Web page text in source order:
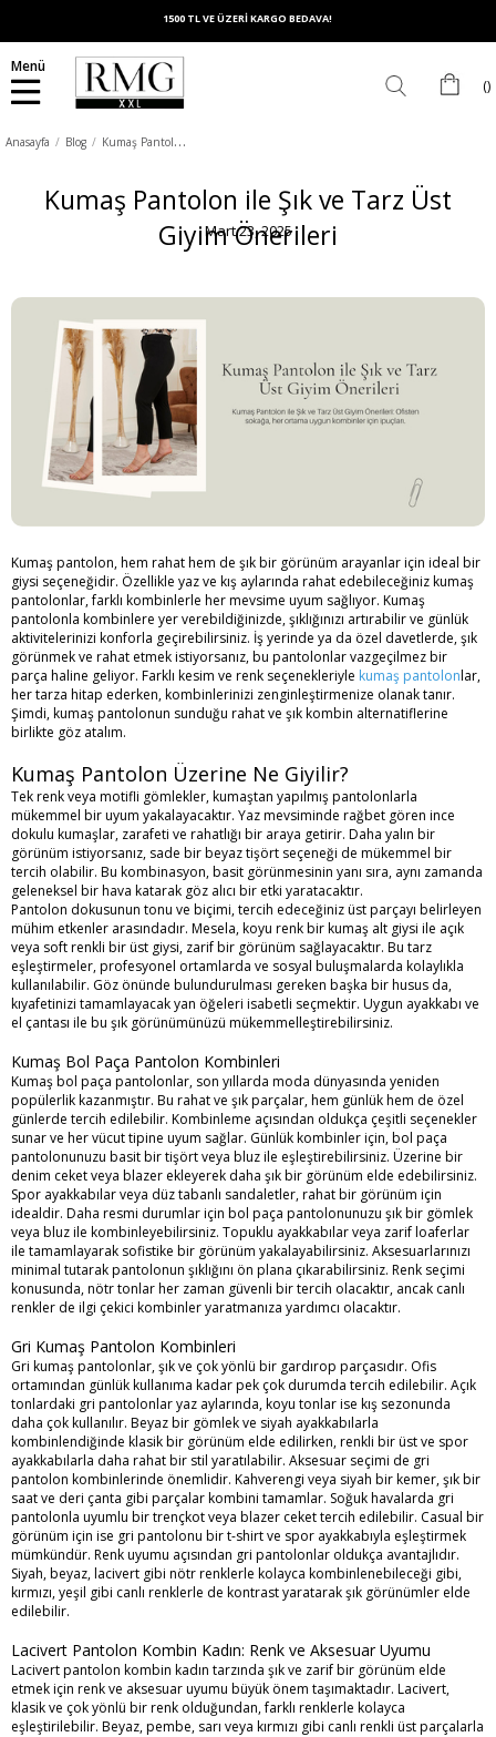
1500 TL VE ÜZERİ KARGO BEDAVA!
Menü
Anasayfa Blog K
umaş Pantolon ile Şık ve Tarz Üst Giyim Önerileri
Kumaş Pantolon ile Şık ve Tarz Üst
Giyim Önerileri
Kumaş pantolon, hem rahat hem de şık bir görünüm arayanlar için ideal bir
giysi seçeneğidir. Özellikle yaz ve kış aylarında rahat edebileceğiniz kumaş
pantolonlar, farklı kombinlerle her mevsime uyum sağlıyor. Kumaş
pantolonla kombinlere yer verebildiğinizde, şıklığınızı artırabilir ve günlük
aktivitelerinizi konforla geçirebilirsiniz. İş yerinde ya da özel davetlerde, şık
görünmek ve rahat etmek istiyorsanız, bu pantolonlar vazgeçilmez bir
parça haline geliyor. Farklı kesim ve renk seçenekleriyle kumaş pantolonlar,
her tarza hitap ederken, kombinlerinizi zenginleştirmenize olanak tanır.
Şimdi, kumaş pantolonun sunduğu rahat ve şık kombin alternatiflerine
birlikte göz atalım.
Kumaş Pantolon Üzerine Ne Giyilir?
Tek renk veya motifli gömlekler, kumaştan yapılmış pantolonlarla
mükemmel bir uyum yakalayacaktır. Yaz mevsiminde rağbet gören ince
dokulu kumaşlar, zarafeti ve rahatlığı bir araya getirir. Daha yalın bir
görünüm istiyorsanız, sade bir beyaz tişört seçeneği de mükemmel bir
tercih olabilir. Bu kombinasyon, basit görünmesinin yanı sıra, aynı zamanda
geleneksel bir hava katarak göz alıcı bir etki yaratacaktır.
Pantolon dokusunun tonu ve biçimi, tercih edeceğiniz üst parçayı belirleyen
mühim etkenler arasındadır. Mesela, koyu renk bir kumaş alt giysi ile açık
veya soft renkli bir üst giysi, zarif bir görünüm sağlayacaktır. Bu tarz
eşleştirmeler, profesyonel ortamlarda ve sosyal buluşmalarda kolaylıkla
kullanılabilir. Göz önünde bulundurulması gereken başka bir husus da,
kıyafetinizi tamamlayacak yan öğeleri isabetli seçmektir. Uygun ayakkabı ve
el çantası ile bu şık görünümünüzü mükemmelleştirebilirsiniz.
Kumaş Bol Paça Pantolon Kombinleri
Kumaş bol paça pantolonlar, son yıllarda moda dünyasında yeniden
popülerlik kazanmıştır. Bu rahat ve şık parçalar, hem günlük hem de özel
günlerde tercih edilebilir. Kombinleme açısından oldukça çeşitli seçenekler
sunar ve her vücut tipine uyum sağlar. Günlük kombinler için, bol paça
pantolonunuzu basit bir tişört veya bluz ile eşleştirebilirsiniz. Üzerine bir
denim ceket veya blazer ekleyerek daha şık bir görünüm elde edebilirsiniz.
Spor ayakkabılar veya düz tabanlı sandaletler, rahat bir görünüm için
idealdir. Daha resmi durumlar için bol paça pantolonunuzu şık bir gömlek
veya bluz ile kombinleyebilirsiniz. Topuklu ayakkabılar veya zarif loaferlar
ile tamamlayarak sofistike bir görünüm yakalayabilirsiniz. Aksesuarlarınızı
minimal tutarak pantolonun şıklığını ön plana çıkarabilirsiniz. Renk seçimi
konusunda, nötr tonlar her zaman güvenli bir tercih olacaktır, ancak canlı
renkler de ilgi çekici kombinler yaratmanıza yardımcı olacaktır.
Gri Kumaş Pantolon Kombinleri
Gri kumaş pantolonlar, şık ve çok yönlü bir gardırop parçasıdır. Ofis
ortamından günlük kullanıma kadar pek çok durumda tercih edilebilir. Açık
tonlardaki gri pantolonlar yaz aylarında, koyu tonlar ise kış sezonunda
daha çok kullanılır. Beyaz bir gömlek ve siyah ayakkabılarla
kombinlendiğinde klasik bir görünüm elde edilirken, renkli bir üst ve spor
ayakkabılarla daha rahat bir stil yaratılabilir. Aksesuar seçimi de gri
pantolon kombinlerinde önemlidir. Kahverengi veya siyah bir kemer, şık bir
saat ve deri çanta gibi parçalar kombini tamamlar. Soğuk havalarda gri
pantolonla uyumlu bir trençkot veya blazer ceket tercih edilebilir. Casual bir
görünüm için ise gri pantolonu bir t-shirt ve spor ayakkabıyla eşleştirmek
mümkündür. Renk uyumu açısından gri pantolonlar oldukça avantajlıdır.
Siyah, beyaz, lacivert gibi nötr renklerle kolayca kombinlenebileceği gibi,
kırmızı, yeşil gibi canlı renklerle de kontrast yaratarak şık görünümler elde
edilebilir.
Lacivert Pantolon Kombin Kadın: Renk ve Aksesuar Uyumu
Lacivert pantolon kombin kadın tarzında şık ve zarif bir görünüm elde
etmek için renk ve aksesuar uyumu büyük önem taşımaktadır. Lacivert,
klasik ve çok yönlü bir renk olduğundan, farklı renklerle kolayca
eşleştirilebilir. Beyaz, pembe, sarı veya kırmızı gibi canlı renkli üst parçalarla
Mart 23, 2025